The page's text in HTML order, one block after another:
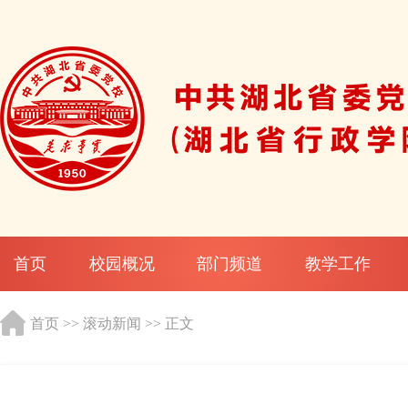
首页 校园概况 部门频道 教学工作
首页 >> 滚动新闻 >> 正文